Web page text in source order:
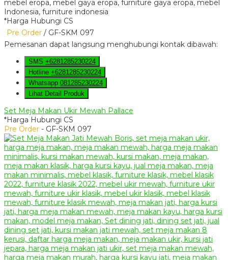
*Harga Hubungi CS
Pre Order / GF-SKM 097
Pemesanan dapat langsung menghubungi kontak dibawah:
SMS +6281285230224
Hotline +6281285230224
Whatsapp 081285230224
Lihat Detail Produk
Set Meja Makan Ukir Mewah Pallace
*Harga Hubungi CS
Pre Order - GF-SKM 097